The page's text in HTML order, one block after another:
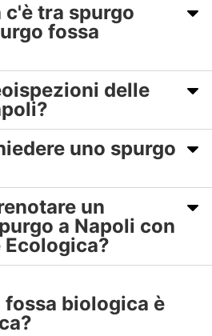
tra spurgo
fossa
delle
uno spurgo
un
a Napoli con
fossa biologica è